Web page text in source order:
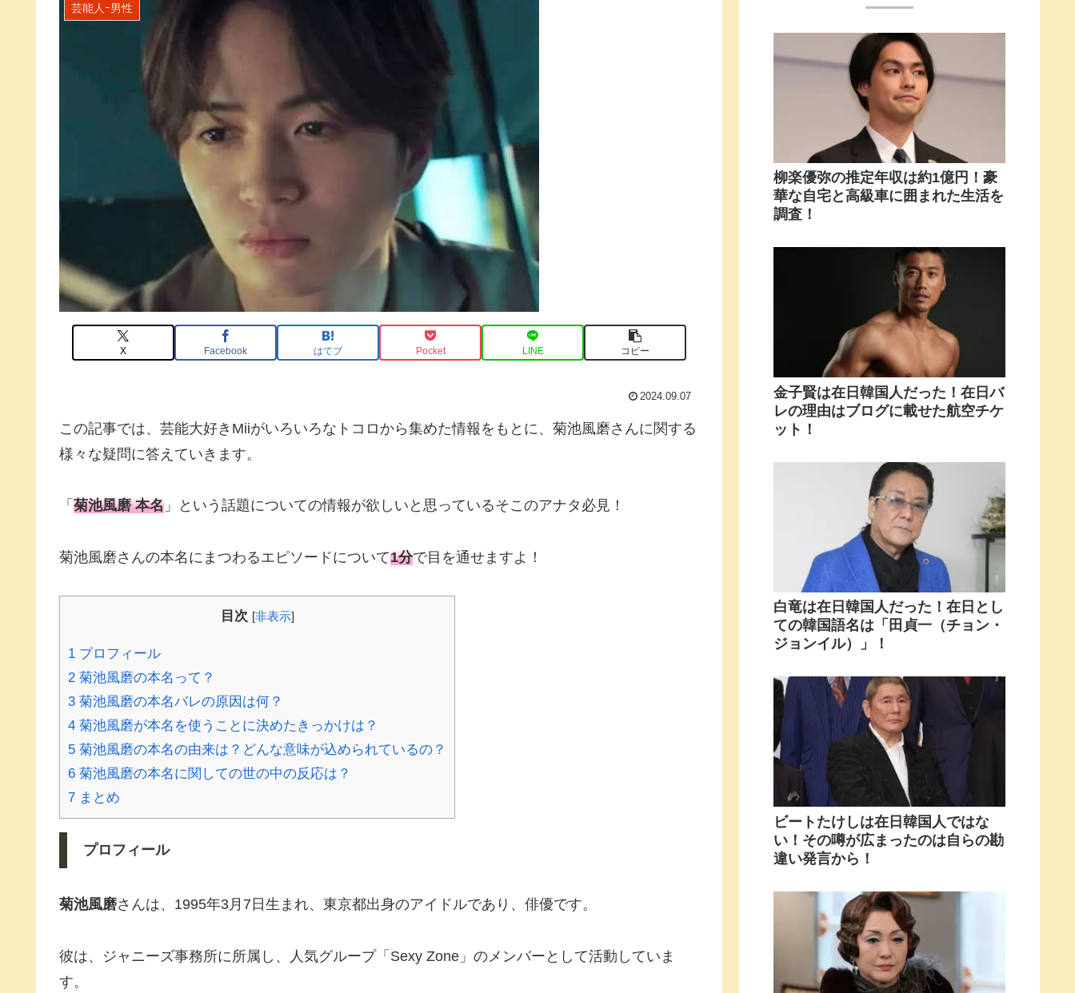
芸能人ｰ男性
X Facebook はてブ Pocket LINE コピー
2024.09.07
この記事では、芸能大好きMiiがいろいろなトコロから集めた情報をもとに、菊池風磨さんに関する
様々な疑問に答えていきます。
「 菊池風磨 本名 」という話題についての情報が欲しいと思っているそこのアナタ必見！
菊池風磨さんの本名にまつわるエピソードについて1分で目を通せますよ！
目次 [非表示]
1 プロフィール
2 菊池風磨の本名って？
3 菊池風磨の本名バレの原因は何？
4 菊池風磨が本名を使うことに決めたきっかけは？
5 菊池風磨の本名の由来は？どんな意味が込められているの？
6 菊池風磨の本名に関しての世の中の反応は？
7 まとめ
プロフィール
菊池風磨さんは、1995年3月7日生まれ、東京都出身のアイドルであり、俳優です。
彼は、ジャニーズ事務所に所属し、人気グループ「Sexy Zone」のメンバーとして活動していま
す。
柳楽優弥の推定年収は約1億円！豪
華な自宅と高級車に囲まれた生活を
調査！
金子賢は在日韓国人だった！在日バ
レの理由はブログに載せた航空チケ
ット！
白竜は在日韓国人だった！在日とし
ての韓国語名は「田貞一（チョン・
ジョンイル）」！
ビートたけしは在日韓国人ではな
い！その噂が広まったのは自らの勘
違い発言から！